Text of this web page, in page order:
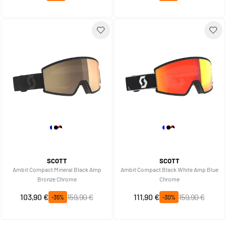
SCOTT
Ambit Compact Mineral Black Amp
Bronze Chrome
Prix spécial
103,90 € -35%
Prix normal
159,90 €
SCOTT
Ambit Compact Black White Amp Blue
Chrome
Prix spécial
111,90 € -30%
Prix normal
159,90 €